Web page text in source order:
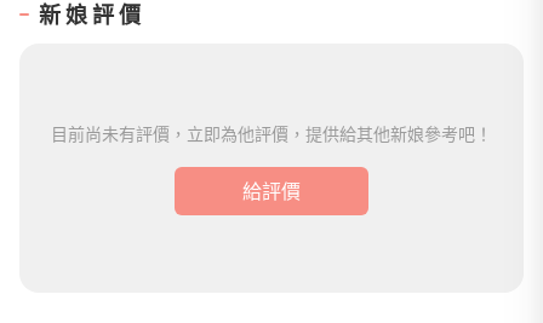
新娘評價
目前尚未有評價，立即為他評價，提供給其他新娘參考吧！
給評價